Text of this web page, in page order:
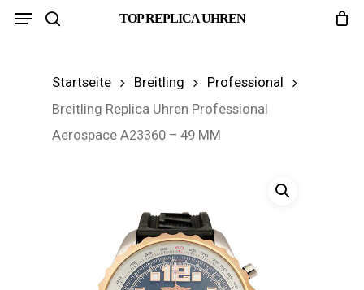
Skip
TOP REPLICA UHREN
Menu
Startseite Breitling
Professional
Breitling Replica Uhren Professional
Aerospace A23360 – 49 MM